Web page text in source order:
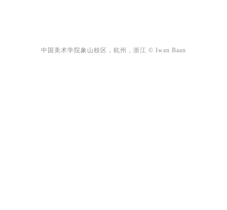
中国美术学院象山校区，杭州，浙江 © Iwan Baan